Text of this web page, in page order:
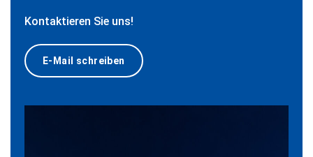
Kontaktieren Sie uns!
E-Mail schreiben